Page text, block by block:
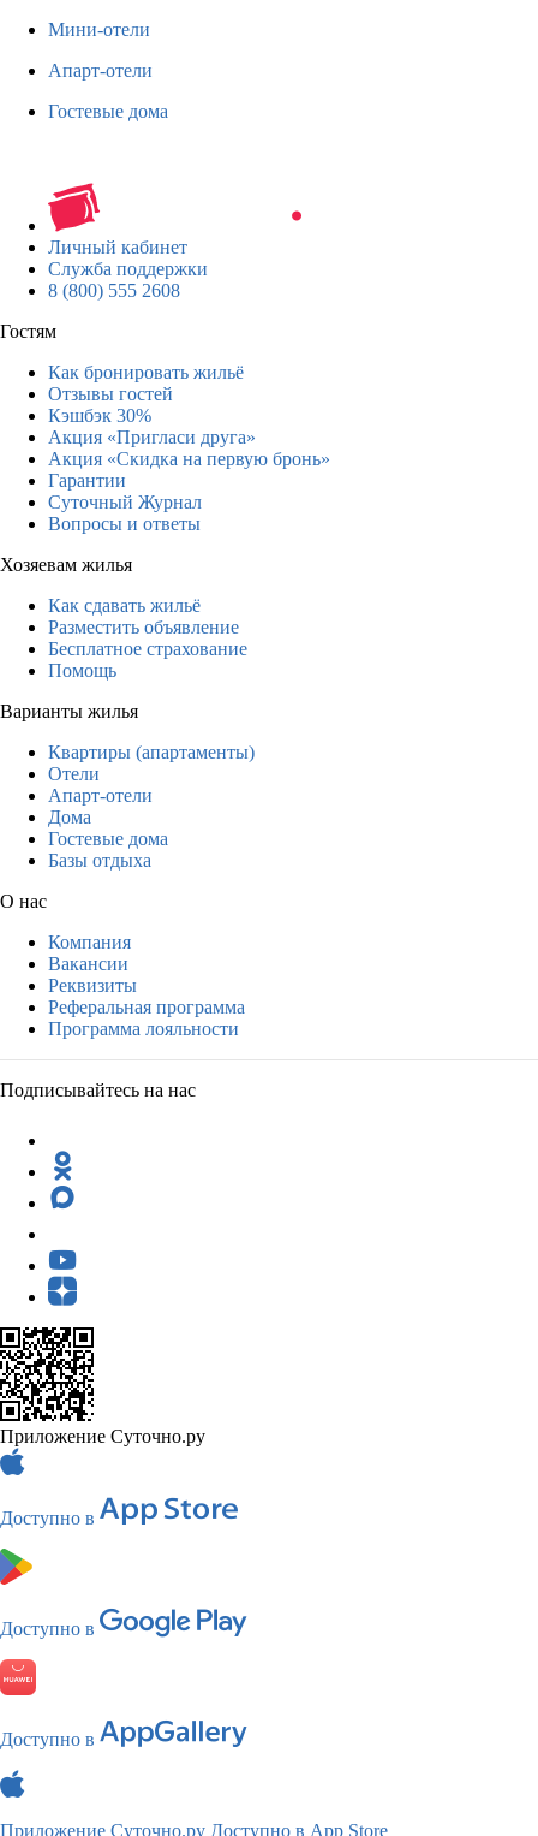
Мини-отели
Апарт-отели
Гостевые дома
Личный кабинет
Служба поддержки
8 (800) 555 2608
Гостям
Как бронировать жильё
Отзывы гостей
Кэшбэк 30%
Акция «Пригласи друга»
Акция «Скидка на первую бронь»
Гарантии
Суточный Журнал
Вопросы и ответы
Хозяевам жилья
Как сдавать жильё
Разместить объявление
Бесплатное страхование
Помощь
Варианты жилья
Квартиры (апартаменты)
Отели
Апарт-отели
Дома
Гостевые дома
Базы отдыха
О нас
Компания
Вакансии
Реквизиты
Реферальная программа
Программа лояльности
Подписывайтесь на нас
Приложение Суточно.ру
Доступно в
Доступно в
Доступно в
Приложение Суточно.ру Доступно в App Store